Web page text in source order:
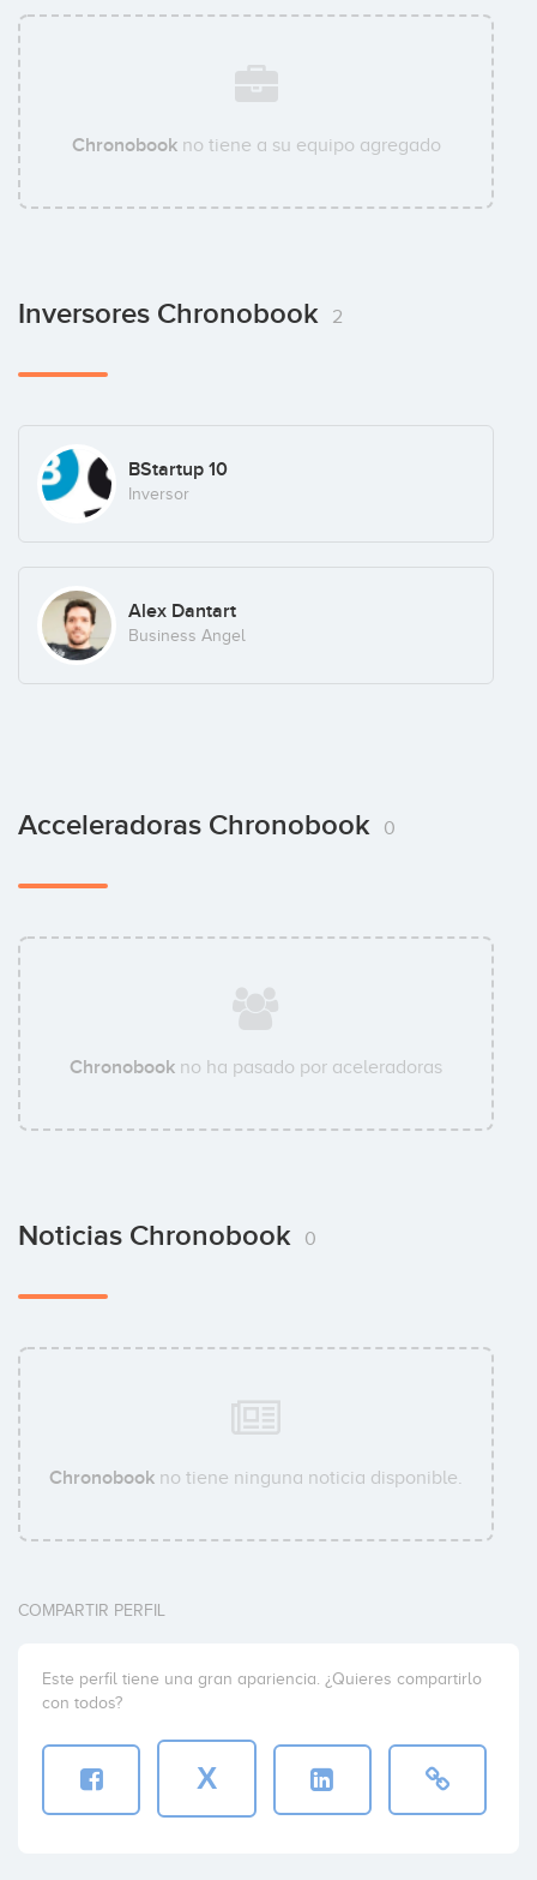
Chronobookno tiene a su equipo agregado
Inversores Chronobook 2
BStartup 10
Inversor
Alex Dantart
Business Angel
Acceleradoras Chronobook 0
Chronobook no ha pasado por aceleradoras
Noticias Chronobook 0
Chronobook no tiene ninguna noticia disponible.
COMPARTIR PERFIL
Este perfil tiene una gran apariencia. ¿Quieres compartirlo
con todos?
X